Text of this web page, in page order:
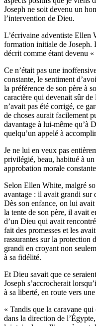
Joseph ne soit devenu un
l’intervention de Dieu.
L’écrivaine adventiste Ellen
formation initiale de Joseph.
décrit comme étant devenu
Ce n’était pas une
constante, le sentiment
la préférence de son père à
caractère qui devenait sûr de
n’avait pas été corrigé, ce
de choses aurait facilement
davantage à lui-même qu’à
quelqu’un appelé à
Je ne lui en veux pas
privilégié, beau, habitué à
approbation morale
Selon Ellen White, malgré
avantage : il avait grandi sur
Dès son enfance, on lui
la tente de son père, il avait
d’un Dieu qui avait
fait des promesses et les
rassurantes sur la protection
grandi en croyant non
à sa fidélité.
Et Dieu savait que ce
Joseph s’accrocherait
à sa liberté, en route vers
« Tandis que la caravane qui
dans la direction de